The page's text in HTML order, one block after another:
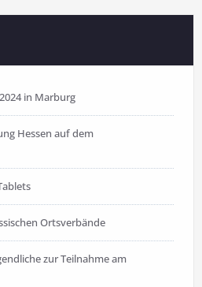
in Marburg
Hessen auf dem
Ortsverbände
zur Teilnahme am